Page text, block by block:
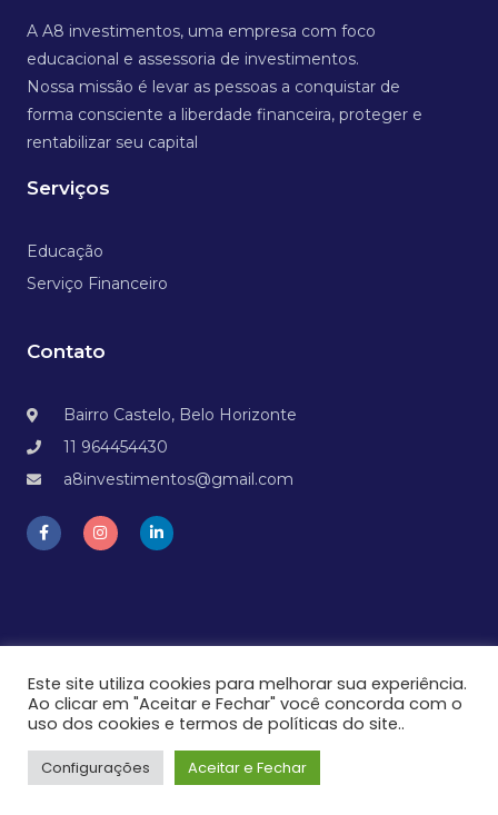
A A8 investimentos, uma empresa com foco
educacional e assessoria de investimentos.
Nossa missão é levar as pessoas a conquistar de
forma consciente a liberdade financeira, proteger e
rentabilizar seu capital
Serviços
Educação
Serviço Financeiro
Contato
Bairro Castelo, Belo Horizonte
11 964454430
a8investimentos@gmail.com
Aviso: Todas as estratégias e investimentos envolvem risco de
perda. Nenhuma informação contida neste produto deve ser
Este site utiliza cookies para melhorar sua experiência.
Ao clicar em "Aceitar e Fechar" você concorda com o
uso dos cookies e termos de políticas do site..
Configurações Aceitar e Fechar